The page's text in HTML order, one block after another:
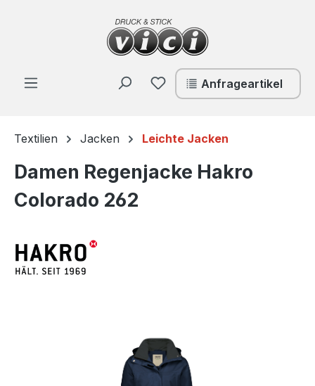
Zum Hauptinhalt springen
Du hast 0 Produkte auf
Anfrageartikel
Textilien Jacken Leichte Jacken
Damen Regenjacke Hakro
Colorado 262